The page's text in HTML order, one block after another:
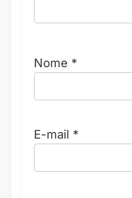
Nome *
E-mail *